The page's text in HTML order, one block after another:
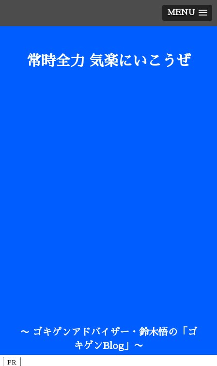
MENU
常時全力 気楽にいこうぜ
〜 ゴキゲンアドバイザー・鈴木悟の「ゴ
キゲンBlog」〜
PR